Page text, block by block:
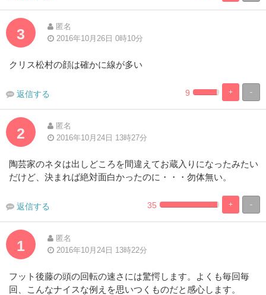
3
匿名
2016年10月26日 0時10分
クリス松村の顔は確かに線が多い
-
+
9
返信する
2
匿名
2016年10月24日 13時27分
陶芸家のネタは出しどころを間違えてお蔵入りになったみたい
だけど、決まれば絶対面白かったのに・・・勿体無い。
-
+
1.9230769230769%
35
返信する
1
匿名
2016年10月24日 13時22分
フット後藤の頭の回転の速さには驚愕します。よくも毎回毎
回、こんなナイスな例えを思いつくものだと感心します。